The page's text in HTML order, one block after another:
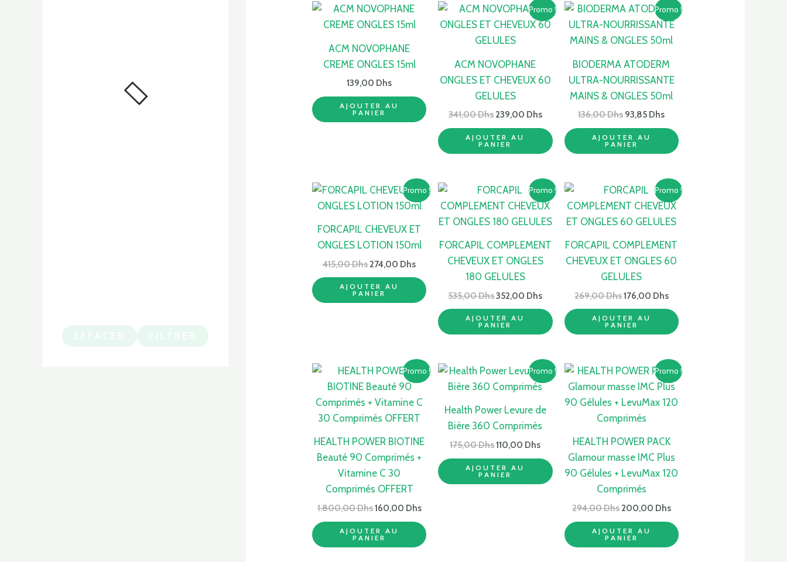
ACM NOVOPHANE
CREME ONGLES 15ml
139,00 Dhs
AJOUTER AU
PANIER
Promo !
ACM NOVOPHANE
ONGLES ET CHEVEUX 60
GELULES
341,00Dhs
Le
initial
était :
239,00 Dhs
Le
prix
actuel
AJOUTER AU
PANIER
Promo !
BIODERMA ATODERM
ULTRA-NOURRISSANTE
MAINS & ONGLES 50ml
136,00Dhs
Le
initial
était :
93,85 Dhs
Le
prix
actuel
est :
AJOUTER AU
PANIER
Promo !
FORCAPIL CHEVEUX ET
ONGLES LOTION 150ml
415,00Dhs
Le
initial
415,00 Dhs.
274,00 Dhs
Le
prix
actuel
274,00 Dhs.
AJOUTER AU
PANIER
Promo !
FORCAPIL COMPLEMENT
CHEVEUX ET ONGLES
180 GELULES
535,00Dhs
Le
initial
était :
352,00 Dhs
Le
prix
actuel
est :
AJOUTER AU
PANIER
Promo !
FORCAPIL COMPLEMENT
CHEVEUX ET ONGLES 60
GELULES
269,00Dhs
Le
initial
était :
176,00 Dhs
Le
prix
actuel
est :
AJOUTER AU
PANIER
Promo !
HEALTH POWER BIOTINE
Beauté 90 Comprimés +
Vitamine C 30
Comprimés OFFERT
1.800,00Dhs
Le
initial
était :
1.800,00 Dhs.
160,00 Dhs
Le
prix
est :
160,00 Dhs.
AJOUTER AU
PANIER
Promo !
Health Power Levure de
Bière 360 Comprimés
175,00Dhs
Le
initial
175,00 Dhs.
110,00 Dhs
Le
prix
actuel
110,00 Dhs.
AJOUTER AU
PANIER
Promo !
HEALTH POWER PACK
Glamour masse IMC Plus
90 Gélules + LevuMax 120
Comprimés
294,00Dhs
Le
initial
était :
294,00 Dhs.
200,00 Dhs
Le
prix
actuel
est :
AJOUTER AU
PANIER